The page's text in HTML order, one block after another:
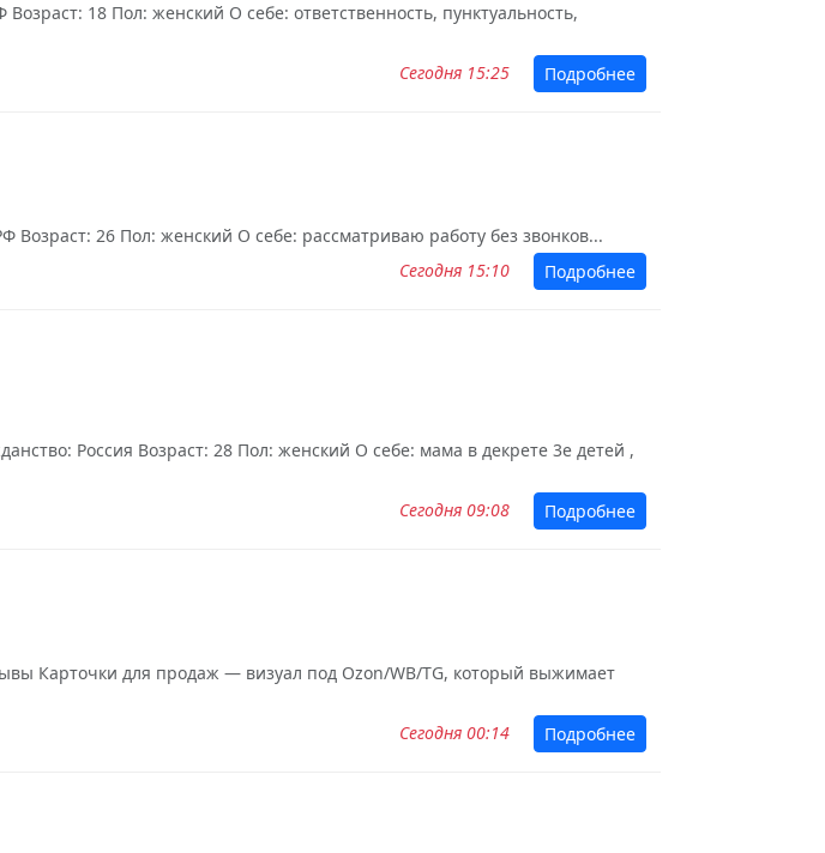
18 Пол: женский О себе: ответственность, пунктуальность,
Сегодня 15:25
Подробнее
Возраст: 26 Пол: женский О себе: рассматриваю работу без звонков...
Сегодня 15:10
Подробнее
Россия Возраст: 28 Пол: женский О себе: мама в декрете 3е детей ,
Сегодня 09:08
Подробнее
Карточки для продаж — визуал под Ozon/WB/TG, который выжимает
Сегодня 00:14
Подробнее